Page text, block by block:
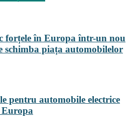
forțele în Europa într-un nou
schimba piața automobilelor
pentru automobile electrice
Europa